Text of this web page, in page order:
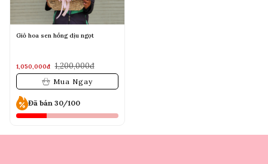
Giỏ hoa sen hồng dịu ngọt
1,050,000đ 1,200,000đ
Mua Ngay
Đã bán 30/100